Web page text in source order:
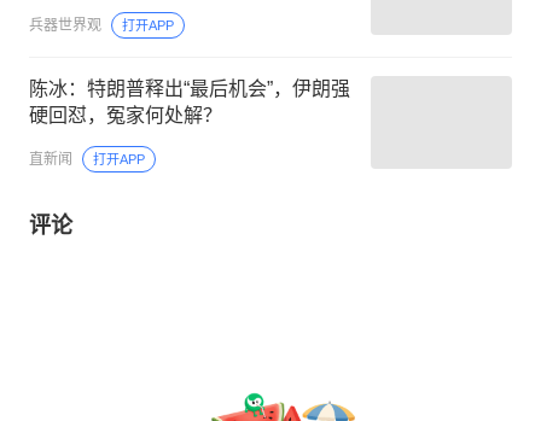
兵器世界观 打开APP
陈冰：特朗普释出“最后机会”，伊朗强
硬回怼，冤家何处解？
直新闻 打开APP
评论